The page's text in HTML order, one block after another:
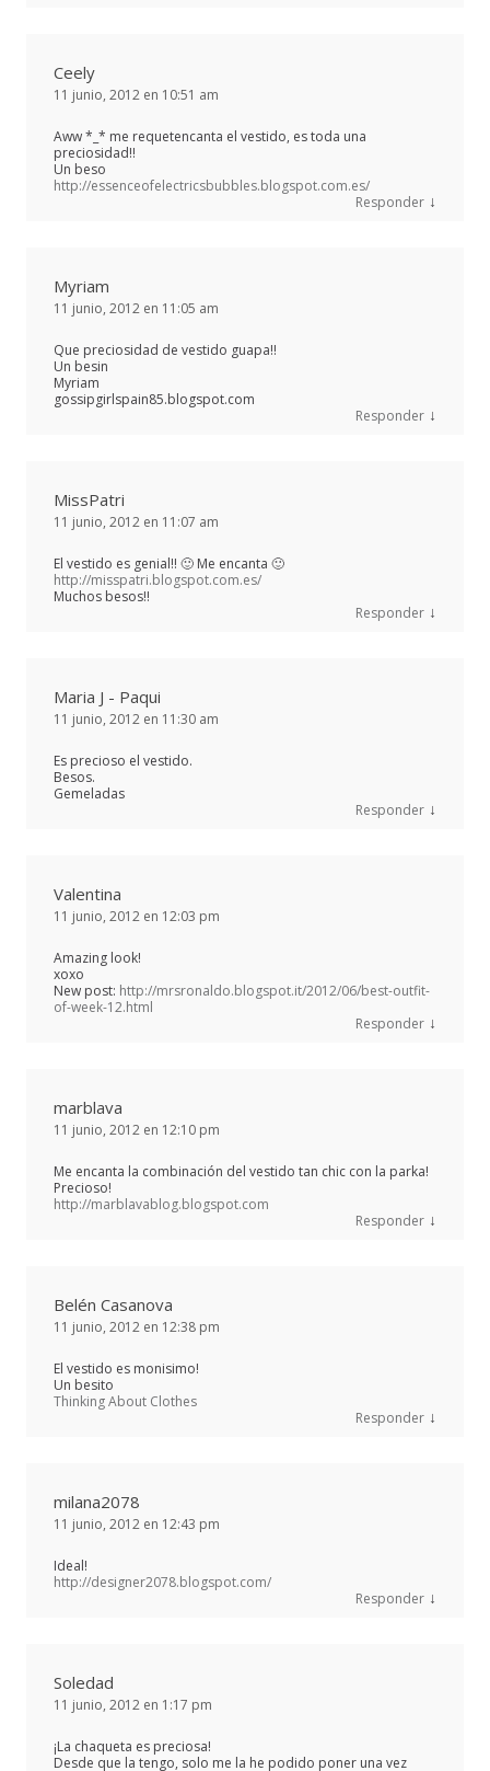
Ceely
11 junio, 2012 en 10:51 am
Aww *_* me requetencanta el vestido, es toda una
preciosidad!!
Un beso
http://essenceofelectricsbubbles.blogspot.com.es/
Responder ↓
Myriam
11 junio, 2012 en 11:05 am
Que preciosidad de vestido guapa!!
Un besin
Myriam
gossipgirlspain85.blogspot.com
Responder ↓
MissPatri
11 junio, 2012 en 11:07 am
El vestido es genial!! 🙂 Me encanta 🙂
http://misspatri.blogspot.com.es/
Muchos besos!!
Responder ↓
Maria J - Paqui
11 junio, 2012 en 11:30 am
Es precioso el vestido.
Besos.
Gemeladas
Responder ↓
Valentina
11 junio, 2012 en 12:03 pm
Amazing look!
xoxo
New post: http://mrsronaldo.blogspot.it/2012/06/best-outfit-
of-week-12.html
Responder ↓
marblava
11 junio, 2012 en 12:10 pm
Me encanta la combinación del vestido tan chic con la parka!
Precioso!
http://marblavablog.blogspot.com
Responder ↓
Belén Casanova
11 junio, 2012 en 12:38 pm
El vestido es monisimo!
Un besito
Thinking About Clothes
Responder ↓
milana2078
11 junio, 2012 en 12:43 pm
Ideal!
http://designer2078.blogspot.com/
Responder ↓
Soledad
11 junio, 2012 en 1:17 pm
¡La chaqueta es preciosa!
Desde que la tengo, solo me la he podido poner una vez